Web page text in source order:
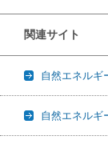
関連サイト
自然エネルギ
自然エネルギ